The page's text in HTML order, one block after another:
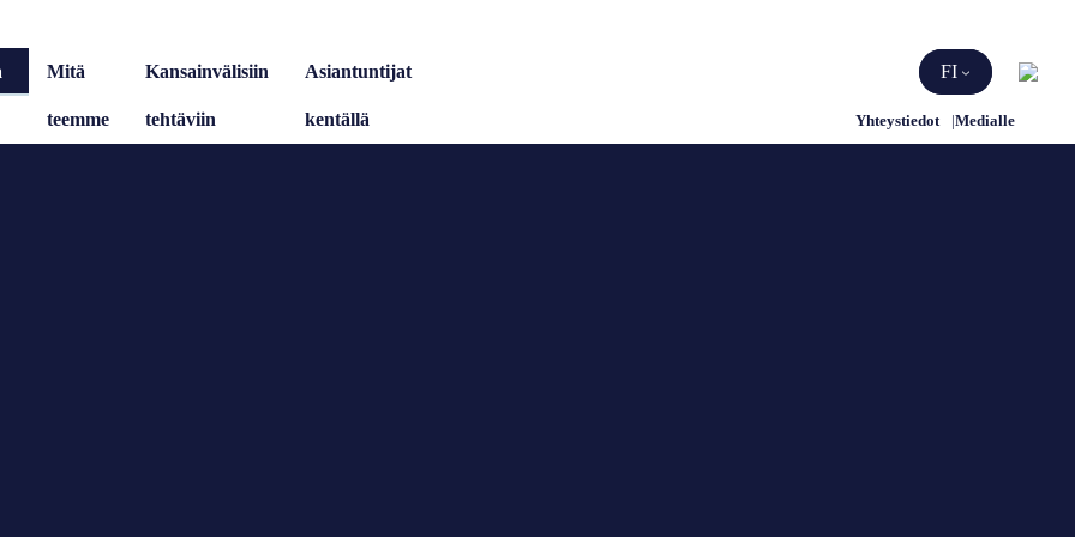
Mitä
teemme
Kansainvälisiin
tehtäviin
Asiantuntijat
kentällä Yhteystiedot Medialle
FI